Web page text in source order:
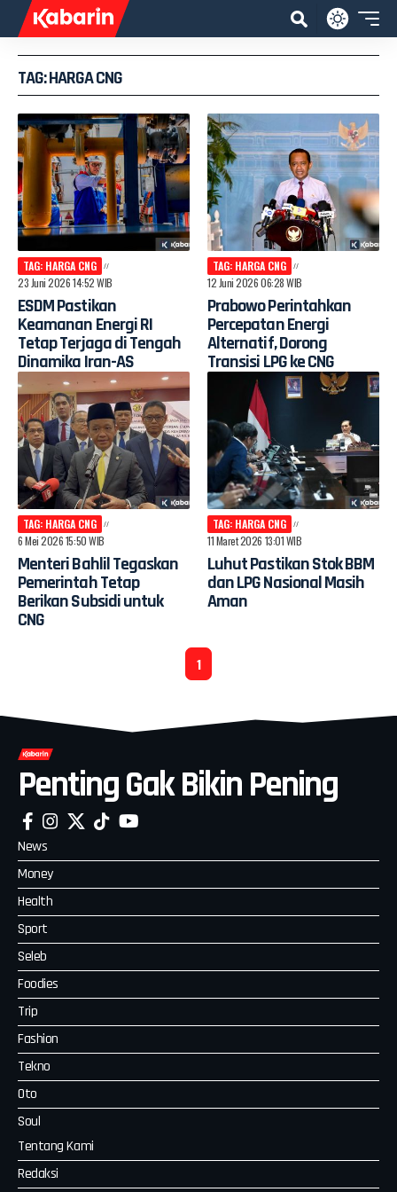
TAG: HARGA CNG
TAG: HARGA CNG
23 Juni 2026 14:52 WIB
ESDM Pastikan
Keamanan Energi RI
Tetap Terjaga di Tengah
Dinamika Iran-AS
TAG: HARGA CNG
12 Juni 2026 06:28 WIB
Prabowo Perintahkan
Percepatan Energi
Alternatif, Dorong
Transisi LPG ke CNG
TAG: HARGA CNG
6 Mei 2026 15:50 WIB
Menteri Bahlil Tegaskan
Pemerintah Tetap
Berikan Subsidi untuk
CNG
TAG: HARGA CNG
11 Maret 2026 13:01 WIB
Luhut Pastikan Stok BBM
dan LPG Nasional Masih
Aman
1
Penting Gak Bikin Pening
News
Money
Health
Sport
Seleb
Foodies
Trip
Fashion
Tekno
Oto
Soul
Tentang Kami
Redaksi